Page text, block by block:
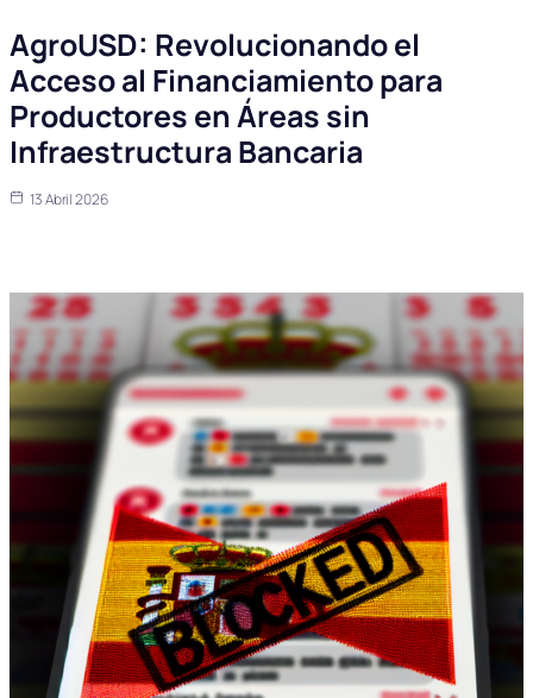
AgroUSD: Revolucionando el
Acceso al Financiamiento para
Productores en Áreas sin
Infraestructura Bancaria
13 Abril 2026